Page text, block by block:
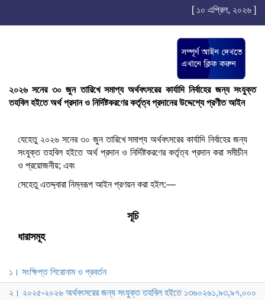
[ ১০ এপ্রিল, ২০২৬ ]
২০২৬ সনের ৩০ জুন তারিখে সমাপ্য অর্থবৎসরের কার্যাদি নির্বাহের জন্য সংযুক্ত
তহবিল হইতে অর্থ প্রদান ও নির্দিষ্টকরণের কর্তৃত্ব প্রদানের উদ্দেশ্যে প্রণীত আইন
যেহেতু ২০২৬ সনের ৩০ জুন তারিখে সমাপ্য অর্থবৎসরের কার্যাদি নির্বাহের জন্য
সংযুক্ত তহবিল হইতে অর্থ প্রদান ও নির্দিষ্টকরণের কর্তৃত্ব প্রদান করা সমীচীন
ও প্রয়োজনীয়; এবং
সেহেতু এতদ্দ্বারা নিম্নরূপ আইন প্রণয়ন করা হইল:—
সূচি
ধারাসমূহ
১। সংক্ষিপ্ত শিরোনাম ও প্রবর্তন
২। ২০২৫-২০২৬ অর্থবৎসরের জন্য সংযুক্ত তহবিল হইতে ১৩৬০২৬১,৯৩,৯৭,০০০